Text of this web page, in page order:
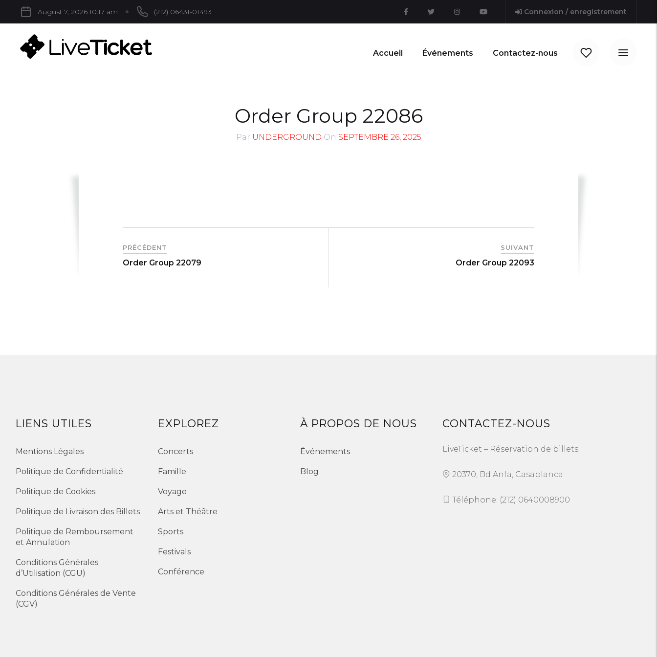
August 7, 2026 10:17 am (212) 06431-01493 Connexion / enregistrement
Accueil Événements Contactez-nous
Order Group 22086
Par UNDERGROUND On SEPTEMBRE 26, 2025
PRÉCÉDENT
Order Group 22079
SUIVANT
Order Group 22093
LIENS UTILES
Mentions Légales
Politique de Confidentialité
Politique de Cookies
Politique de Livraison des Billets
Politique de Remboursement
et Annulation
Conditions Générales
d’Utilisation (CGU)
Conditions Générales de Vente
(CGV)
EXPLOREZ
Concerts
Famille
Voyage
Arts et Théâtre
Sports
Festivals
Conférence
À PROPOS DE NOUS
Événements
Blog
CONTACTEZ-NOUS
LiveTicket – Réservation de billets.
20370, Bd Anfa, Casablanca
Téléphone: (212) 0640008900